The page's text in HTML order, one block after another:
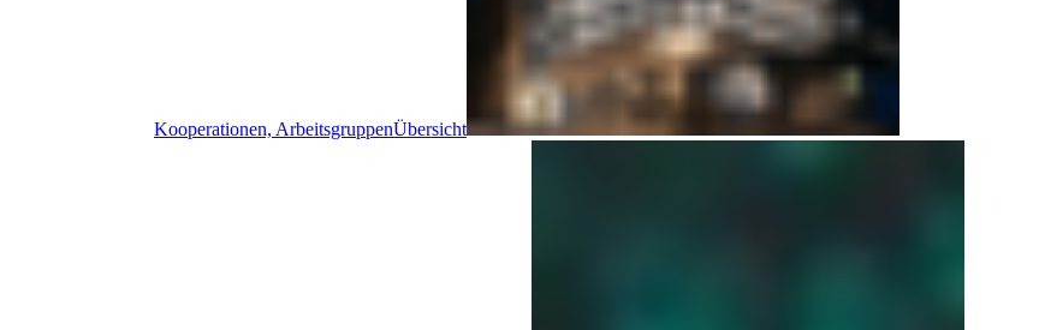
Kooperationen, ArbeitsgruppenÜbersicht